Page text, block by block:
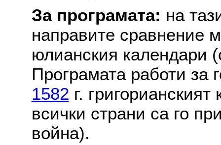
За програмата: на
направите сравнение
юлианския календари
Програмата работи за
1582 г.
всички страни са го
война).